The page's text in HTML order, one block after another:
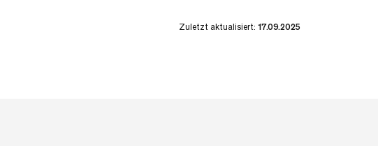
Zuletzt aktualisiert: 17.09.2025